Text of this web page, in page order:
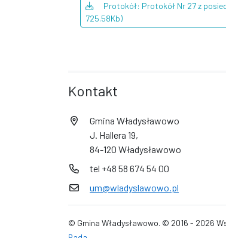
Protokół: Protokół Nr 27 z
725.58Kb)
Kontakt
Gmina Władysławowo
J. Hallera 19,
84-120 Władysławowo
tel +48 58 674 54 00
um@wladyslawowo.pl
© Gmina Władysławowo. © 2016 - 2026